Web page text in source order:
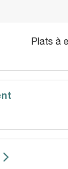
Plats à